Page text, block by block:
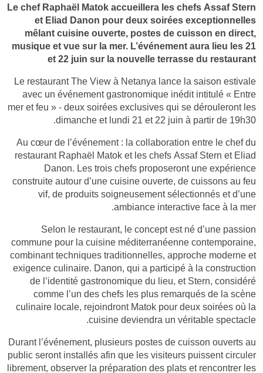
Le chef Raphaël Matok accueillera les chefs Assaf Stern
et Eliad Danon pour deux soirées exceptionnelles
mêlant cuisine ouverte, postes de cuisson en direct,
musique et vue sur la mer. L’événement aura lieu les 21
et 22 juin sur la nouvelle terrasse du restaurant
Le restaurant The View à Netanya lance la saison estivale
avec un événement gastronomique inédit intitulé « Entre
mer et feu » - deux soirées exclusives qui se dérouleront les
dimanche et lundi 21 et 22 juin à partir de 19h30.
Au cœur de l’événement : la collaboration entre le chef du
restaurant Raphaël Matok et les chefs Assaf Stern et Eliad
Danon. Les trois chefs proposeront une expérience
construite autour d’une cuisine ouverte, de cuissons au feu
vif, de produits soigneusement sélectionnés et d’une
ambiance interactive face à la mer.
Selon le restaurant, le concept est né d’une passion
commune pour la cuisine méditerranéenne contemporaine,
combinant techniques traditionnelles, approche moderne et
exigence culinaire. Danon, qui a participé à la construction
de l’identité gastronomique du lieu, et Stern, considéré
comme l’un des chefs les plus remarqués de la scène
culinaire locale, rejoindront Matok pour deux soirées où la
cuisine deviendra un véritable spectacle.
Durant l’événement, plusieurs postes de cuisson ouverts au
public seront installés afin que les visiteurs puissent circuler
librement, observer la préparation des plats et rencontrer les